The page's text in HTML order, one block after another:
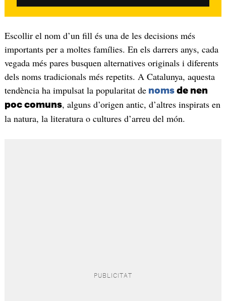
Escollir el nom d’un fill és una de les decisions més
importants per a moltes famílies. En els darrers anys, cada
vegada més pares busquen alternatives originals i diferents
dels noms tradicionals més repetits. A Catalunya, aquesta
tendència ha impulsat la popularitat de nomsde nen
poc comuns, alguns d’origen antic, d’altres inspirats en
la natura, la literatura o cultures d’arreu del món.